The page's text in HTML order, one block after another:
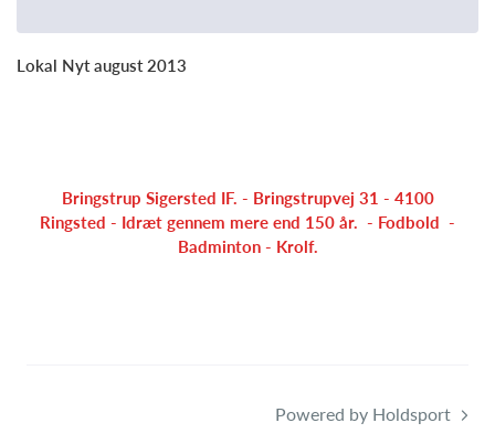
Lokal Nyt august 2013
Bringstrup Sigersted IF. - Bringstrupvej 31 - 4100
Ringsted - Idræt gennem mere end 150 år. - Fodbold -
Badminton - Krolf.
Powered by Holdsport